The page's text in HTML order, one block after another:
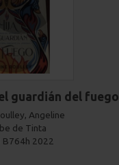
guardián del fuego
Angeline
de Tinta
B764h 2022